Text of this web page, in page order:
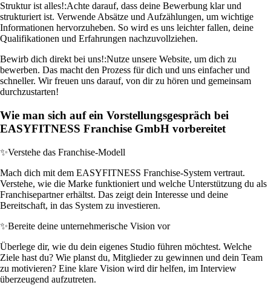
Struktur ist alles!:Achte darauf, dass deine Bewerbung klar und
strukturiert ist. Verwende Absätze und Aufzählungen, um wichtige
Informationen hervorzuheben. So wird es uns leichter fallen, deine
Qualifikationen und Erfahrungen nachzuvollziehen.
Bewirb dich direkt bei uns!:Nutze unsere Website, um dich zu
bewerben. Das macht den Prozess für dich und uns einfacher und
schneller. Wir freuen uns darauf, von dir zu hören und gemeinsam
durchzustarten!
Wie man sich auf ein Vorstellungsgespräch bei
EASYFITNESS Franchise GmbH vorbereitet
✨Verstehe das Franchise-Modell
Mach dich mit dem EASYFITNESS Franchise-System vertraut.
Verstehe, wie die Marke funktioniert und welche Unterstützung du als
Franchisepartner erhältst. Das zeigt dein Interesse und deine
Bereitschaft, in das System zu investieren.
✨Bereite deine unternehmerische Vision vor
Überlege dir, wie du dein eigenes Studio führen möchtest. Welche
Ziele hast du? Wie planst du, Mitglieder zu gewinnen und dein Team
zu motivieren? Eine klare Vision wird dir helfen, im Interview
überzeugend aufzutreten.